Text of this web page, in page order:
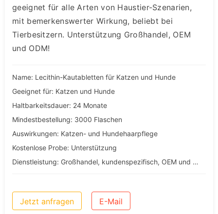
geeignet für alle Arten von Haustier-Szenarien,
mit bemerkenswerter Wirkung, beliebt bei
Tierbesitzern. Unterstützung Großhandel, OEM
und ODM!
Name: Lecithin-Kautabletten für Katzen und Hunde
Geeignet für: Katzen und Hunde
Haltbarkeitsdauer: 24 Monate
Mindestbestellung: 3000 Flaschen
Auswirkungen: Katzen- und Hundehaarpflege
Kostenlose Probe: Unterstützung
Dienstleistung: Großhandel, kundenspezifisch, OEM und ODM
Jetzt anfragen E-Mail